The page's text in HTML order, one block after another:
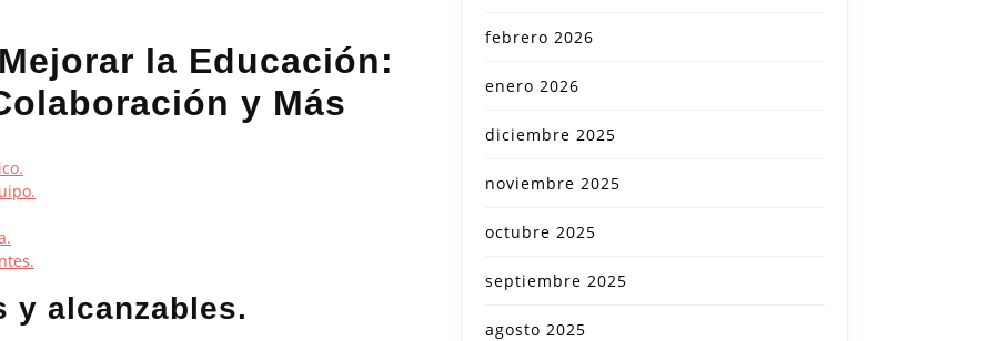
la Educación:
y Más
y alcanzables.
febrero 2026
enero 2026
diciembre 2025
noviembre 2025
octubre 2025
septiembre 2025
agosto 2025